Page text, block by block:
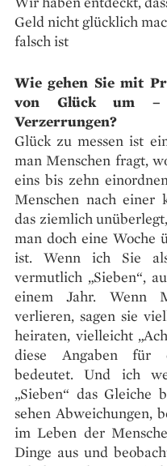
Geld nicht glücklich
falsch ist
Wie gehen Sie mit
von Glück um –
Verzerrungen?
Glück zu messen ist
man Menschen fragt,
eins bis zehn
Menschen nach einer
das ziemlich
man doch eine Woche
ist. Wenn ich Sie
vermutlich „Sieben“,
einem Jahr. Wenn
verlieren, sagen sie
heiraten, vielleicht
diese Angaben für
bedeutet. Und ich
„Sieben“ das
sehen Abweichungen,
im Leben der
Dinge aus und